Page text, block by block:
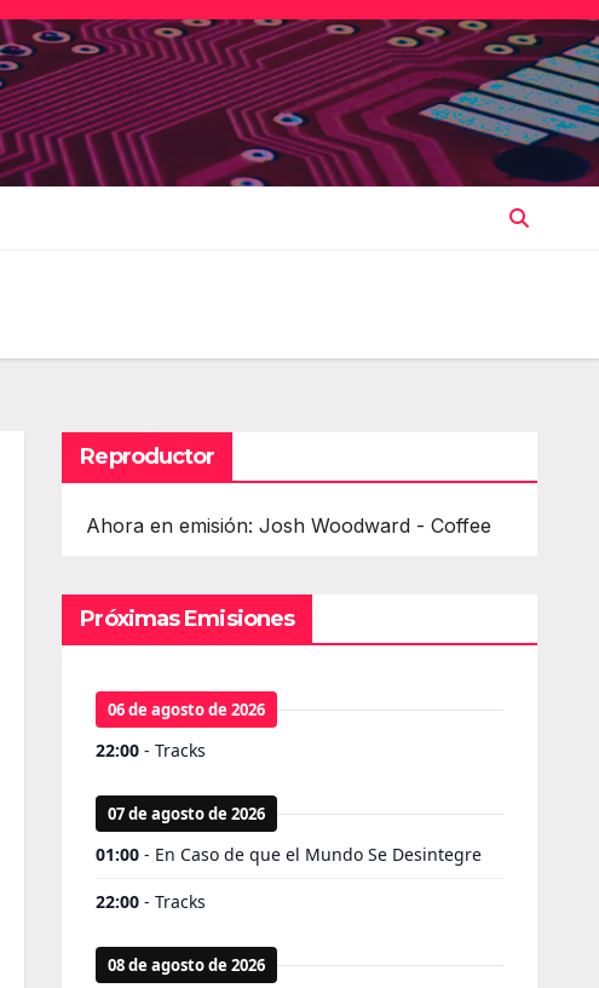
Reproductor
Ahora en emisión: Josh Woodward - Coffee
Próximas Emisiones